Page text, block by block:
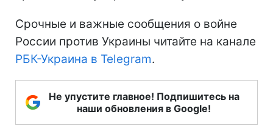
Срочные и важные сообщения о войне
России против Украины читайте на канале
РБК-Украина в Telegram.
Не упустите главное! Подпишитесь на
наши обновления в Google!